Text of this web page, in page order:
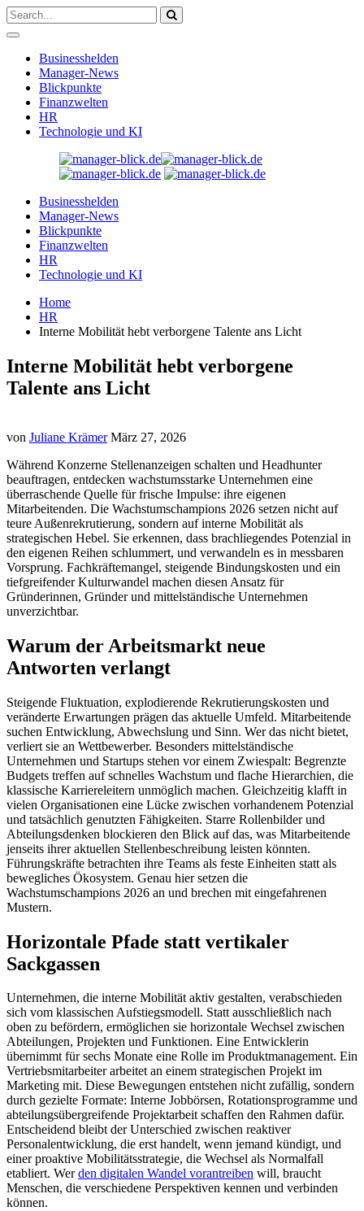
Businesshelden
Manager-News
Blickpunkte
Finanzwelten
HR
Technologie und KI
Businesshelden
Manager-News
Blickpunkte
Finanzwelten
HR
Technologie und KI
Home
HR
Interne Mobilität hebt verborgene Talente ans Licht
Interne Mobilität hebt verborgene
Talente ans Licht
von Juliane Krämer März 27, 2026
Während Konzerne Stellenanzeigen schalten und Headhunter
beauftragen, entdecken wachstumsstarke Unternehmen eine
überraschende Quelle für frische Impulse: ihre eigenen
Mitarbeitenden. Die Wachstumschampions 2026 setzen nicht auf
teure Außenrekrutierung, sondern auf interne Mobilität als
strategischen Hebel. Sie erkennen, dass brachliegendes Potenzial in
den eigenen Reihen schlummert, und verwandeln es in messbaren
Vorsprung. Fachkräftemangel, steigende Bindungskosten und ein
tiefgreifender Kulturwandel machen diesen Ansatz für
Gründerinnen, Gründer und mittelständische Unternehmen
unverzichtbar.
Warum der Arbeitsmarkt neue
Antworten verlangt
Steigende Fluktuation, explodierende Rekrutierungskosten und
veränderte Erwartungen prägen das aktuelle Umfeld. Mitarbeitende
suchen Entwicklung, Abwechslung und Sinn. Wer das nicht bietet,
verliert sie an Wettbewerber. Besonders mittelständische
Unternehmen und Startups stehen vor einem Zwiespalt: Begrenzte
Budgets treffen auf schnelles Wachstum und flache Hierarchien, die
klassische Karriereleitern unmöglich machen. Gleichzeitig klafft in
vielen Organisationen eine Lücke zwischen vorhandenem Potenzial
und tatsächlich genutzten Fähigkeiten. Starre Rollenbilder und
Abteilungsdenken blockieren den Blick auf das, was Mitarbeitende
jenseits ihrer aktuellen Stellenbeschreibung leisten könnten.
Führungskräfte betrachten ihre Teams als feste Einheiten statt als
bewegliches Ökosystem. Genau hier setzen die
Wachstumschampions 2026 an und brechen mit eingefahrenen
Mustern.
Horizontale Pfade statt vertikaler
Sackgassen
Unternehmen, die interne Mobilität aktiv gestalten, verabschieden
sich vom klassischen Aufstiegsmodell. Statt ausschließlich nach
oben zu befördern, ermöglichen sie horizontale Wechsel zwischen
Abteilungen, Projekten und Funktionen. Eine Entwicklerin
übernimmt für sechs Monate eine Rolle im Produktmanagement. Ein
Vertriebsmitarbeiter arbeitet an einem strategischen Projekt im
Marketing mit. Diese Bewegungen entstehen nicht zufällig, sondern
durch gezielte Formate: Interne Jobbörsen, Rotationsprogramme und
abteilungsübergreifende Projektarbeit schaffen den Rahmen dafür.
Entscheidend bleibt der Unterschied zwischen reaktiver
Personalentwicklung, die erst handelt, wenn jemand kündigt, und
einer proaktive Mobilitätsstrategie, die Wechsel als Normalfall
etabliert. Werden digitalen Wandel vorantreiben will, braucht
Menschen, die verschiedene Perspektiven kennen und verbinden
können.